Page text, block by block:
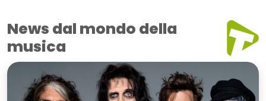
News dal mondo della
musica